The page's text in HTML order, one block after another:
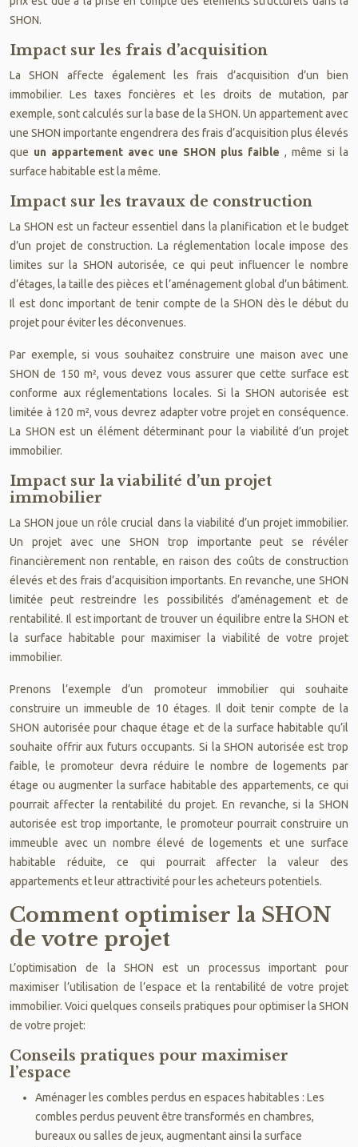
SHON.
Impact sur les frais d’acquisition
La SHON affecte également les frais d’acquisition d’un bien
immobilier. Les taxes foncières et les droits de mutation, par
exemple, sont calculés sur la base de la SHON. Un appartement avec
une SHON importante engendrera des frais d’acquisition plus élevés
que un appartement avec une SHON plus faible , même si la
surface habitable est la même.
Impact sur les travaux de construction
La SHON est un facteur essentiel dans la planification et le budget
d’un projet de construction. La réglementation locale impose des
limites sur la SHON autorisée, ce qui peut influencer le nombre
d’étages, la taille des pièces et l’aménagement global d’un bâtiment.
Il est donc important de tenir compte de la SHON dès le début du
projet pour éviter les déconvenues.
Par exemple, si vous souhaitez construire une maison avec une
SHON de 150 m², vous devez vous assurer que cette surface est
conforme aux réglementations locales. Si la SHON autorisée est
limitée à 120 m², vous devrez adapter votre projet en conséquence.
La SHON est un élément déterminant pour la viabilité d’un projet
immobilier.
Impact sur la viabilité d’un projet
immobilier
La SHON joue un rôle crucial dans la viabilité d’un projet immobilier.
Un projet avec une SHON trop importante peut se révéler
financièrement non rentable, en raison des coûts de construction
élevés et des frais d’acquisition importants. En revanche, une SHON
limitée peut restreindre les possibilités d’aménagement et de
rentabilité. Il est important de trouver un équilibre entre la SHON et
la surface habitable pour maximiser la viabilité de votre projet
immobilier.
Prenons l’exemple d’un promoteur immobilier qui souhaite
construire un immeuble de 10 étages. Il doit tenir compte de la
SHON autorisée pour chaque étage et de la surface habitable qu’il
souhaite offrir aux futurs occupants. Si la SHON autorisée est trop
faible, le promoteur devra réduire le nombre de logements par
étage ou augmenter la surface habitable des appartements, ce qui
pourrait affecter la rentabilité du projet. En revanche, si la SHON
autorisée est trop importante, le promoteur pourrait construire un
immeuble avec un nombre élevé de logements et une surface
habitable réduite, ce qui pourrait affecter la valeur des
appartements et leur attractivité pour les acheteurs potentiels.
Comment optimiser la SHON
de votre projet
L’optimisation de la SHON est un processus important pour
maximiser l’utilisation de l’espace et la rentabilité de votre projet
immobilier. Voici quelques conseils pratiques pour optimiser la SHON
de votre projet:
Conseils pratiques pour maximiser
l’espace
Aménager les combles perdus en espaces habitables : Les
combles perdus peuvent être transformés en chambres,
bureaux ou salles de jeux, augmentant ainsi la surface